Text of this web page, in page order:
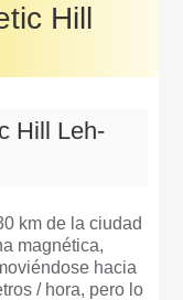
Hill
Hill Leh-
km de la ciudad
magnética,
hacia
/ hora, pero lo